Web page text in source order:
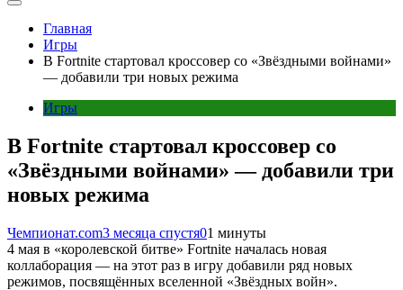
Главная
Игры
В Fortnite стартовал кроссовер со «Звёздными войнами»
— добавили три новых режима
Игры
В Fortnite стартовал кроссовер со
«Звёздными войнами» — добавили три
новых режима
Чемпионат.com3 месяца спустя01 минуты
4 мая в «королевской битве» Fortnite началась новая
коллаборация — на этот раз в игру добавили ряд новых
режимов, посвящённых вселенной «Звёздных войн».